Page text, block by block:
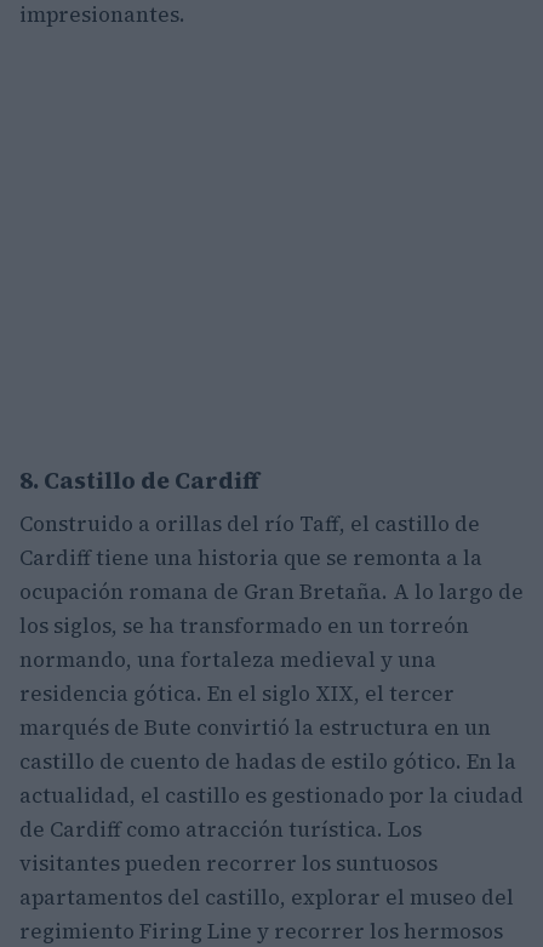
impresionantes.
8. Castillo de Cardiff
Construido a orillas del río Taff, el castillo de
Cardiff tiene una historia que se remonta a la
ocupación romana de Gran Bretaña. A lo largo de
los siglos, se ha transformado en un torreón
normando, una fortaleza medieval y una
residencia gótica. En el siglo XIX, el tercer
marqués de Bute convirtió la estructura en un
castillo de cuento de hadas de estilo gótico. En la
actualidad, el castillo es gestionado por la ciudad
de Cardiff como atracción turística. Los
visitantes pueden recorrer los suntuosos
apartamentos del castillo, explorar el museo del
regimiento Firing Line y recorrer los hermosos